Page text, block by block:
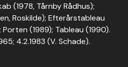
(1978, Tårnby Rådhus);
Roskilde); Efterårstableau
(1989); Tableau (1990).
4.2.1983 (V. Schade).